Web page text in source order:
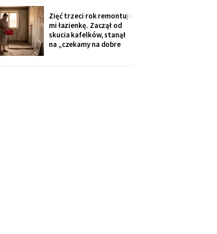
przy cioci Loli, daleko od
mikrofonu, bo lubi
gadać".
Zięć trzeci rok remontuje
mi łazienkę. Zaczął od
skucia kafelków, stanął
na „czekamy na dobre